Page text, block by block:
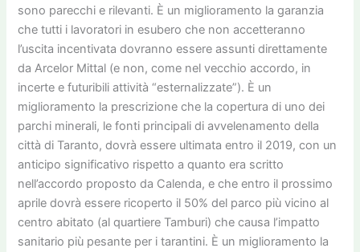
sono parecchi e rilevanti. È un miglioramento la garanzia
che tutti i lavoratori in esubero che non accetteranno
l’uscita incentivata dovranno essere assunti direttamente
da Arcelor Mittal (e non, come nel vecchio accordo, in
incerte e futuribili attività “esternalizzate”). È un
miglioramento la prescrizione che la copertura di uno dei
parchi minerali, le fonti principali di avvelenamento della
città di Taranto, dovrà essere ultimata entro il 2019, con un
anticipo significativo rispetto a quanto era scritto
nell’accordo proposto da Calenda, e che entro il prossimo
aprile dovrà essere ricoperto il 50% del parco più vicino al
centro abitato (al quartiere Tamburi) che causa l’impatto
sanitario più pesante per i tarantini. È un miglioramento la